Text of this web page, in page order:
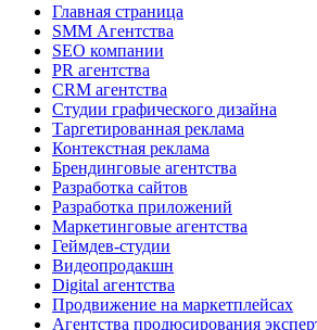
Главная страница
SMM Агентства
SEO компании
PR агентства
CRM агентства
Студии графического дизайна
Таргетированная реклама
Контекстная реклама
Брендинговые агентства
Разработка сайтов
Разработка приложений
Маркетинговые агентства
Геймдев-студии
Видеопродакшн
Digital агентства
Продвижение на маркетплейсах
Агентства продюсирования